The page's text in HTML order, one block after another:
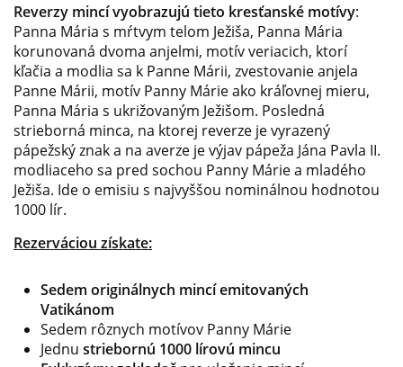
Reverzy mincí vyobrazujú tieto kresťanské motívy:
Panna Mária s mŕtvym telom Ježiša, Panna Mária
korunovaná dvoma anjelmi, motív veriacich, ktorí
kľačia a modlia sa k Panne Márii, zvestovanie anjela
Panne Márii, motív Panny Márie ako kráľovnej mieru,
Panna Mária s ukrižovaným Ježišom. Posledná
strieborná minca, na ktorej reverze je vyrazený
pápežský znak a na averze je výjav pápeža Jána Pavla II.
modliaceho sa pred sochou Panny Márie a mladého
Ježiša. Ide o emisiu s najvyššou nominálnou hodnotou
1000 lír.
Rezerváciou získate:
Sedem originálnych mincí emitovaných
Vatikánom
Sedem rôznych motívov Panny Márie
Jednu striebornú 1000 lírovú mincu